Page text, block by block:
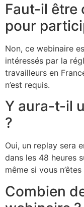
Faut-il être
pour
Non, ce webinaire
intéressés par la
travailleurs en
n’est requis.
Y aura-t-il
?
Oui, un replay sera
dans les 48 heures
même si vous
Combien